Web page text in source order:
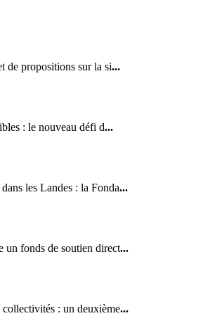
de propositions sur la si...
: le nouveau défi d...
les Landes : la Fonda...
un fonds de soutien direct...
: un deuxième...